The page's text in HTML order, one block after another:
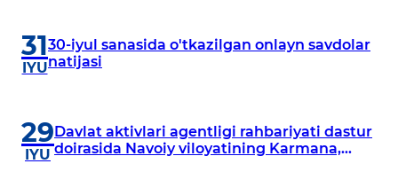
31
IYU
30-iyul sanasida o'tkazilgan onlayn savdolar
natijasi
29
IYU
Davlat aktivlari agentligi rahbariyati dastur
doirasida Navoiy viloyatining Karmana,